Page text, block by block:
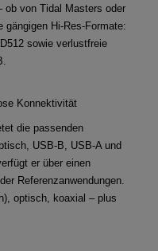
ob von Tidal Masters oder
gängigen Hi-Res-Formate:
sowie verlustfreie
Konnektivität
die passenden
USB-B, USB-A und
er über einen
Referenzanwendungen.
optisch, koaxial – plus